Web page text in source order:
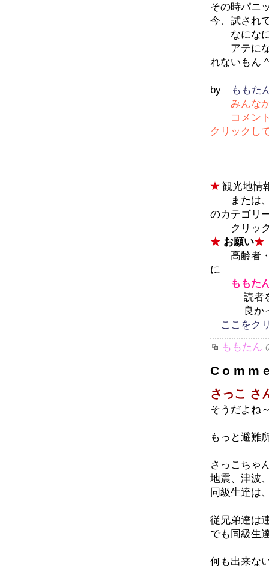
その時パニ
今、試され
なになに
アテにな
れないもん
by ももた
みんな
コメント
クリックし
★観光地情
または、
のカテゴリ
クリッ
★ お願い★
高齢者・
に
ももた
読者を広
良かった
ここをク
ももたん
さっこ さ
そうだよね
もっと避難
さっこちゃ
地震、津波
同級生達は
従兄弟達は
でも同級生
何も出来な